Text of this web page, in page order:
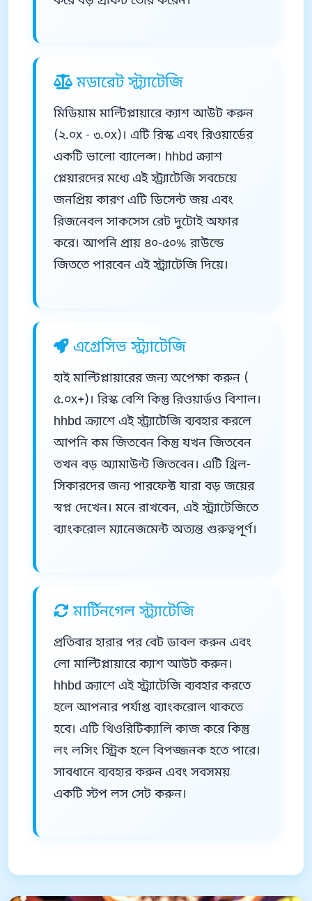
মডারেট স্ট্র্যাটেজি
মিডিয়াম মাল্টিপ্লায়ারে ক্যাশ আউট করুন
(২.০x - ৩.০x)। এটি রিস্ক এবং রিওয়ার্ডের
একটি ভালো ব্যালেন্স। hhbd ক্র্যাশ
প্লেয়ারদের মধ্যে এই স্ট্র্যাটেজি সবচেয়ে
জনপ্রিয় কারণ এটি ডিসেন্ট জয় এবং
রিজনেবল সাকসেস রেট দুটোই অফার
করে। আপনি প্রায় ৪০-৫০% রাউন্ডে
জিততে পারবেন এই স্ট্র্যাটেজি দিয়ে।
এগ্রেসিভ স্ট্র্যাটেজি
হাই মাল্টিপ্লায়ারের জন্য অপেক্ষা করুন (
৫.০x+)। রিস্ক বেশি কিন্তু রিওয়ার্ডও বিশাল।
hhbd ক্র্যাশে এই স্ট্র্যাটেজি ব্যবহার করলে
আপনি কম জিতবেন কিন্তু যখন জিতবেন
তখন বড় অ্যামাউন্ট জিতবেন। এটি থ্রিল-
সিকারদের জন্য পারফেক্ট যারা বড় জয়ের
স্বপ্ন দেখেন। মনে রাখবেন, এই স্ট্র্যাটেজিতে
ব্যাংকরোল ম্যানেজমেন্ট অত্যন্ত গুরুত্বপূর্ণ।
মার্টিনগেল স্ট্র্যাটেজি
প্রতিবার হারার পর বেট ডাবল করুন এবং
লো মাল্টিপ্লায়ারে ক্যাশ আউট করুন।
hhbd ক্র্যাশে এই স্ট্র্যাটেজি ব্যবহার করতে
হলে আপনার পর্যাপ্ত ব্যাংকরোল থাকতে
হবে। এটি থিওরিটিক্যালি কাজ করে কিন্তু
লং লসিং স্ট্রিক হলে বিপজ্জনক হতে পারে।
সাবধানে ব্যবহার করুন এবং সবসময়
একটি স্টপ লস সেট করুন।